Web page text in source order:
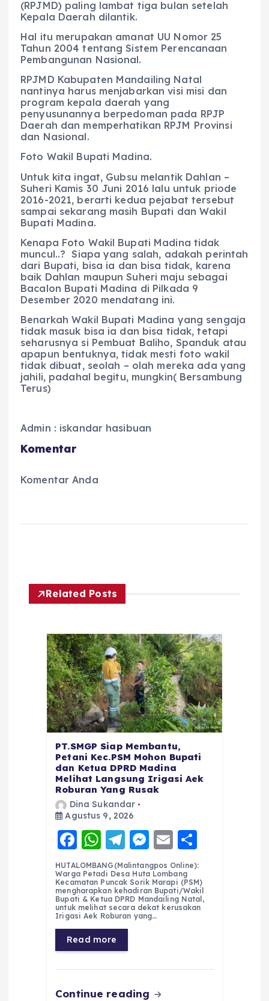
(RPJMD) paling lambat tiga bulan setelah
Kepala Daerah dilantik.
Hal itu merupakan amanat UU Nomor 25
Tahun 2004 tentang Sistem Perencanaan
Pembangunan Nasional.
RPJMD Kabupaten Mandailing Natal
nantinya harus menjabarkan visi misi dan
program kepala daerah yang
penyusunannya berpedoman pada RPJP
Daerah dan memperhatikan RPJM Provinsi
dan Nasional.
Foto Wakil Bupati Madina.
Untuk kita ingat, Gubsu melantik Dahlan –
Suheri Kamis 30 Juni 2016 lalu untuk priode
2016-2021, berarti kedua pejabat tersebut
sampai sekarang masih Bupati dan Wakil
Bupati Madina.
Kenapa Foto Wakil Bupati Madina tidak
muncul..? Siapa yang salah, adakah perintah
dari Bupati, bisa ia dan bisa tidak, karena
baik Dahlan maupun Suheri maju sebagai
Bacalon Bupati Madina di Pilkada 9
Desember 2020 mendatang ini.
Benarkah Wakil Bupati Madina yang sengaja
tidak masuk bisa ia dan bisa tidak, tetapi
seharusnya si Pembuat Baliho, Spanduk atau
apapun bentuknya, tidak mesti foto wakil
tidak dibuat, seolah – olah mereka ada yang
jahili, padahal begitu, mungkin( Bersambung
Terus)
Admin : iskandar hasibuan
Komentar
Komentar Anda
Related Posts
PT.SMGP Siap Membantu,
Petani Kec.PSM Mohon Bupati
dan Ketua DPRD Madina
Melihat Langsung Irigasi Aek
Roburan Yang Rusak
Dina Sukandar
Agustus 9, 2026
F
a
c
e
b
o
o
k
W
h
a
ts
A
p
p
T
el
e
g
r
a
m
M
e
ss
e
n
E
m
ai
l
h
a
re
HUTALOMBANG(Malintangpos Online):
Warga Petadi Desa Huta Lombang
Kecamatan Puncak Sorik Marapi (PSM)
mengharapkan kehadiran Bupati/Wakil
Bupati & Ketua DPRD Mandailing Natal,
untuk melihat secara dekat kerusakan
Irigasi Aek Roburan yang…
Read more
Continue reading